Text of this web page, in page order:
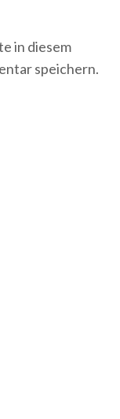
in diesem
speichern.